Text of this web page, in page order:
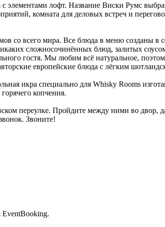
элементами лофт. Название Виски Румс
комната для деловых встреч и
со всего мира. Все блюда в меню
сложносочинённых блюд, залитых
гостя. Мы любим всё натуральное,
европейские блюда с лёгким
икра специально для Whisky Rooms
копчения.
переулке. Пройдите между ними во двор,
Звоните!
EventBooking.